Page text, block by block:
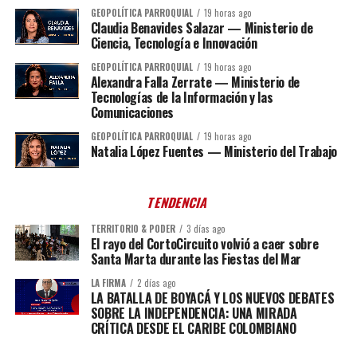
GEOPOLÍTICA PARROQUIAL 19 horas ago
Claudia Benavides Salazar — Ministerio de
Ciencia, Tecnología e Innovación
GEOPOLÍTICA PARROQUIAL 19 horas ago
Alexandra Falla Zerrate — Ministerio de
Tecnologías de la Información y las
Comunicaciones
GEOPOLÍTICA PARROQUIAL 19 horas ago
Natalia López Fuentes — Ministerio del Trabajo
TENDENCIA
TERRITORIO & PODER 3 días ago
El rayo del CortoCircuito volvió a caer sobre
Santa Marta durante las Fiestas del Mar
LA FIRMA 2 días ago
LA BATALLA DE BOYACÁ Y LOS NUEVOS DEBATES
SOBRE LA INDEPENDENCIA: UNA MIRADA
CRÍTICA DESDE EL CARIBE COLOMBIANO